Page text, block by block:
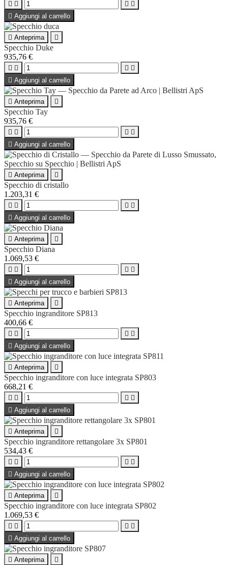
   
 Aggiungi al carrello
 Anteprima 
Specchio Duke
935,76 €
   
 Aggiungi al carrello
 Anteprima 
Specchio Tay
935,76 €
   
 Aggiungi al carrello
 Anteprima 
Specchio di cristallo
1.203,31 €
   
 Aggiungi al carrello
 Anteprima 
Specchio Diana
1.069,53 €
   
 Aggiungi al carrello
 Anteprima 
Specchio ingranditore SP813
400,66 €
   
 Aggiungi al carrello
 Anteprima 
Specchio ingranditore con luce integrata SP803
668,21 €
   
 Aggiungi al carrello
 Anteprima 
Specchio ingranditore rettangolare 3x SP801
534,43 €
   
 Aggiungi al carrello
 Anteprima 
Specchio ingranditore con luce integrata SP802
1.069,53 €
   
 Aggiungi al carrello
 Anteprima 